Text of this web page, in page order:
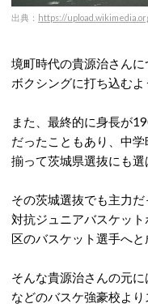
出典： https://
境町時代の貴源治さん
ボクシングに打ち込むよ
また、最終的に身長が
だったこともあり、中
揃って茨城県選抜にも選
その茨城選抜でも主力
対抗ジュニアバスケッ
区のバスケット選手へと
そんな貴源治さんの元
などのバスケ強豪校より